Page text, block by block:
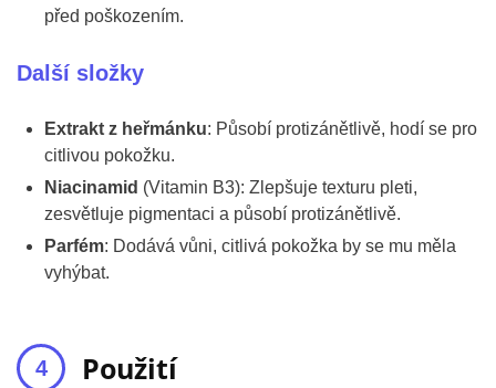
před poškozením.
Další složky
Extrakt z heřmánku: Působí protizánětlivě, hodí se pro
citlivou pokožku.
Niacinamid (Vitamin B3): Zlepšuje texturu pleti,
zesvětluje pigmentaci a působí protizánětlivě.
Parfém: Dodává vůni, citlivá pokožka by se mu měla
vyhýbat.
Použití